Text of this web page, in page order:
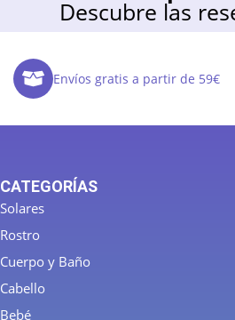
Descubre las
Envíos gratis a partir de 59€
CATEGORÍAS
Solares
Rostro
Cuerpo y Baño
Cabello
Bebé